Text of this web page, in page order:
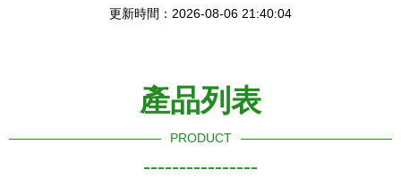
更新時間：2026-08-06 21:40:04
產品列表
PRODUCT
----------------